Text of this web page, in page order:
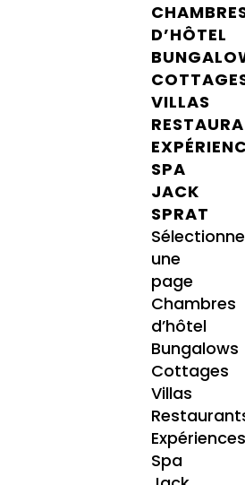
D’HÔTEL
VILLAS
SPA
JACK
SPRAT
une
page
Chambres
d’hôtel
Bungalows
Cottages
Villas
Spa